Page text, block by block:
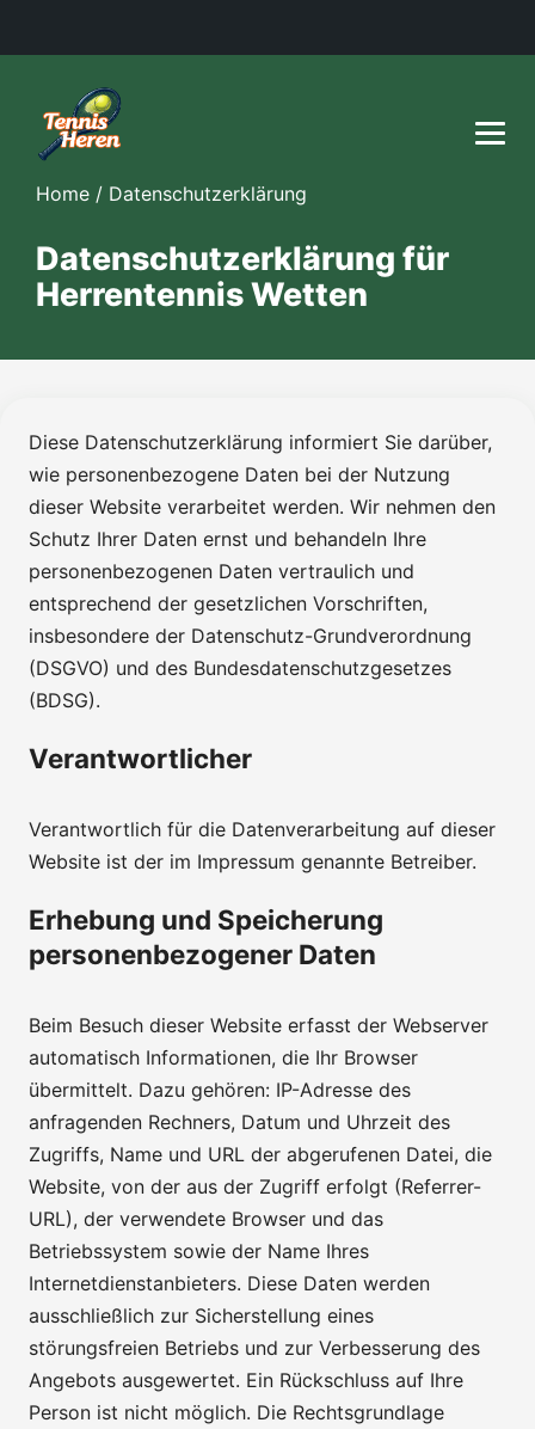
Home / Datenschutzerklärung
Datenschutzerklärung für
Herrentennis Wetten
Diese Datenschutzerklärung informiert Sie darüber,
wie personenbezogene Daten bei der Nutzung
dieser Website verarbeitet werden. Wir nehmen den
Schutz Ihrer Daten ernst und behandeln Ihre
personenbezogenen Daten vertraulich und
entsprechend der gesetzlichen Vorschriften,
insbesondere der Datenschutz-Grundverordnung
(DSGVO) und des Bundesdatenschutzgesetzes
(BDSG).
Verantwortlicher
Verantwortlich für die Datenverarbeitung auf dieser
Website ist der im Impressum genannte Betreiber.
Erhebung und Speicherung
personenbezogener Daten
Beim Besuch dieser Website erfasst der Webserver
automatisch Informationen, die Ihr Browser
übermittelt. Dazu gehören: IP-Adresse des
anfragenden Rechners, Datum und Uhrzeit des
Zugriffs, Name und URL der abgerufenen Datei, die
Website, von der aus der Zugriff erfolgt (Referrer-
URL), der verwendete Browser und das
Betriebssystem sowie der Name Ihres
Internetdienstanbieters. Diese Daten werden
ausschließlich zur Sicherstellung eines
störungsfreien Betriebs und zur Verbesserung des
Angebots ausgewertet. Ein Rückschluss auf Ihre
Person ist nicht möglich. Die Rechtsgrundlage